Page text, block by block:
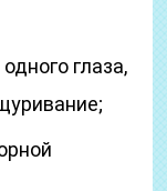
глаза,